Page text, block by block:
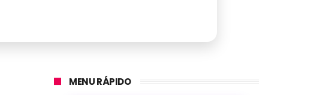
MENU RÁPIDO